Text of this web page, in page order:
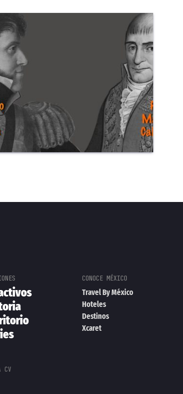
Travel By México
Hoteles
Destinos
Xcaret